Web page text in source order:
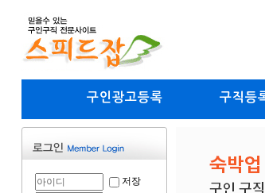
구인광고등록 구직등
저장